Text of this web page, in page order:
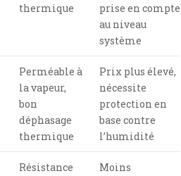
thermique
prise en compte
au niveau
système
Perméable à
la vapeur,
bon
déphasage
thermique
Prix plus élevé,
nécessite
protection en
base contre
l’humidité
Résistance
Moins